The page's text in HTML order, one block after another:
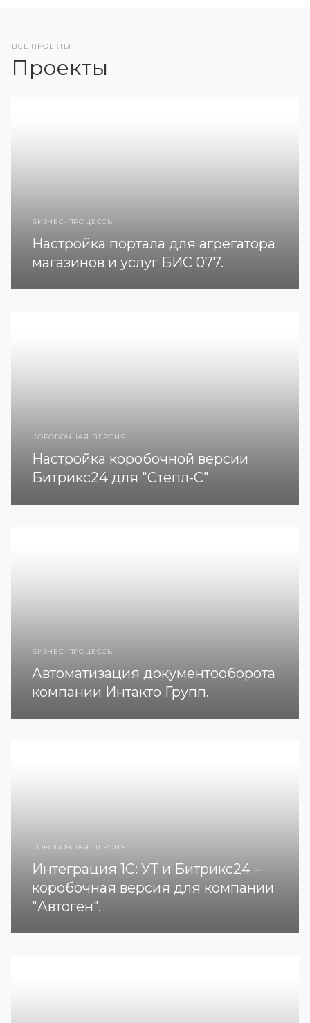
ВСЕ ПРОЕКТЫ
Проекты
БИЗНЕС-ПРОЦЕССЫ
Настройка портала для агрегатора
магазинов и услуг БИС 077.
КОРОБОЧНАЯ ВЕРСИЯ
Настройка коробочной версии
Битрикс24 для "Степл-С"
БИЗНЕС-ПРОЦЕССЫ
Автоматизация документооборота
компании Интакто Групп.
КОРОБОЧНАЯ ВЕРСИЯ
Интеграция 1С: УТ и Битрикс24 –
коробочная версия для компании
"Автоген".